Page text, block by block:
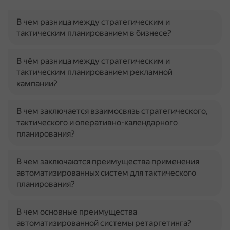
В чем разница между стратегическим и
тактическим планированием в бизнесе?
В чём разница между стратегическим и
тактическим планированием рекламной
кампании?
В чем заключается взаимосвязь стратегического,
тактического и оперативно-календарного
планирования?
В чем заключаются преимущества применения
автоматизированных систем для тактического
планирования?
В чем основные преимущества
автоматизированной системы ретаргетинга?